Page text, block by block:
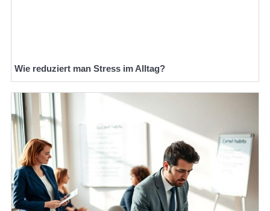
Wie reduziert man Stress im Alltag?